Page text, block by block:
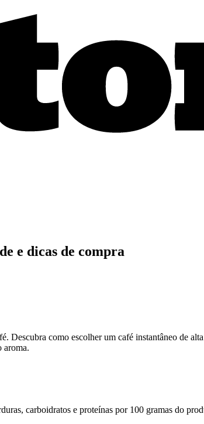
e dicas de compra
Descubra como escolher um café instantâneo de
aroma.
carboidratos e proteínas por 100 gramas do